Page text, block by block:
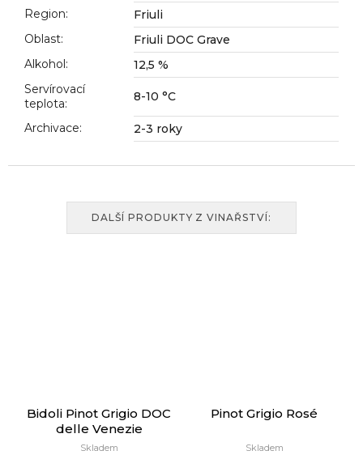
Region:
Friuli
Oblast:
Friuli DOC Grave
Alkohol:
12,5 %
Servírovací
teplota: 8-10 °C
Archivace: 2-3 roky
DALŠÍ PRODUKTY Z VINAŘSTVÍ:
Bidoli Pinot Grigio DOC
delle Venezie
Skladem
Pinot Grigio Rosé
Skladem